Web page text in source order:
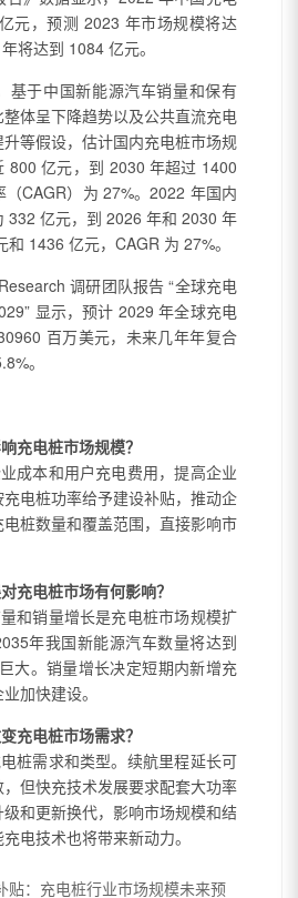
元，预测 2023 年市场规模将达
将达到 1084 亿元。
基于中国新能源汽车销量和保有
体呈下降趋势以及公共直流充电
等假设，估计国内充电桩市场规
800 亿元，到 2030 年超过 1400
CAGR）为 27%。2022 年国内
332 亿元，到 2026 年和 2030 年
1436 亿元，CAGR 为 27%。
调研团队报告 “全球充电
显示，预计 2029 年全球充电
百万美元，未来几年年复合
。
充电桩市场规模？
成本和用户充电费用，提高企业
电桩功率给予建设补贴，推动企
桩数量和覆盖范围，直接影响市
充电桩市场有何影响？
和销量增长是充电桩市场规模扩
年我国新能源汽车数量将达到
大。销量增长决定短期内新增充
加快建设。
充电桩市场需求？
桩需求和类型。续航里程延长可
但快充技术发展要求配套大功率
和更新换代，影响市场规模和结
电技术也将带来新动力。
贴：充电桩行业市场规模未来预